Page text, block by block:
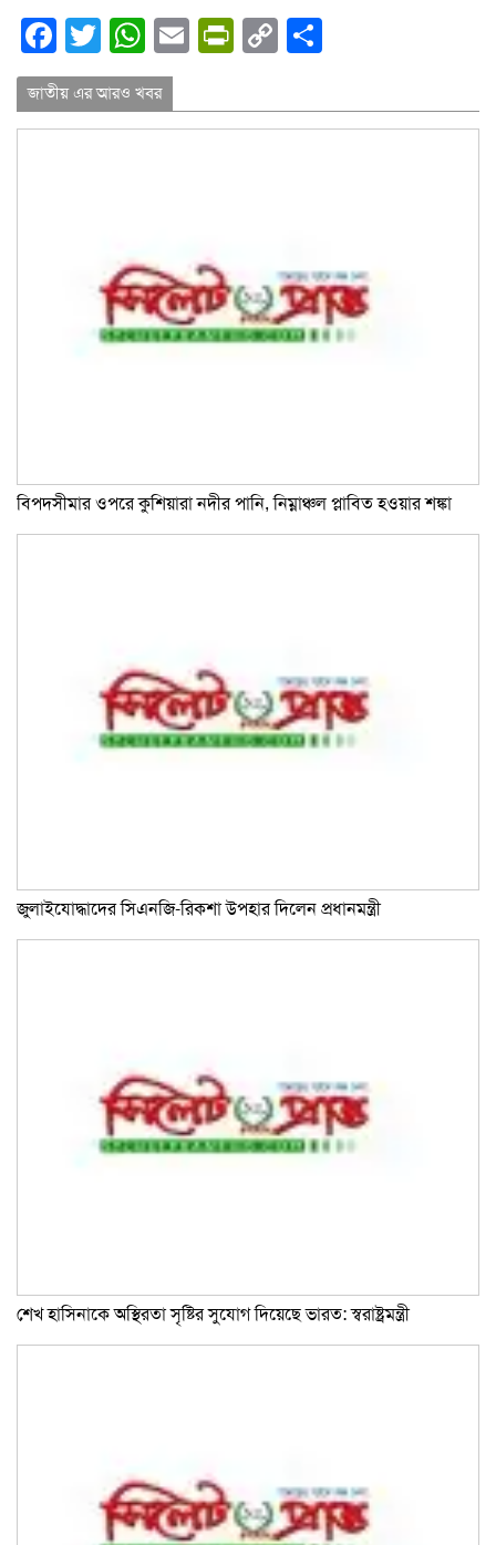
Facebook
Twitter
WhatsApp
EmailPrintFriendly
Copy
জাতীয় এর আরও খবর
বিপদসীমার ওপরে কুশিয়ারা নদীর পানি, নিম্নাঞ্চল প্লাবিত হওয়ার শঙ্কা
জুলাইযোদ্ধাদের সিএনজি-রিকশা উপহার দিলেন প্রধানমন্ত্রী
শেখ হাসিনাকে অস্থিরতা সৃষ্টির সুযোগ দিয়েছে ভারত: স্বরাষ্ট্রমন্ত্রী